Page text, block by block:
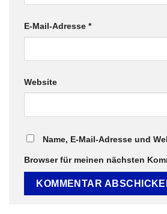
E-Mail-Adresse *
Website
Name, E-Mail-Adresse und
Browser für meinen nächsten